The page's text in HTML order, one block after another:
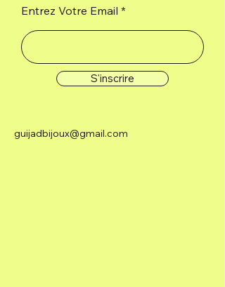
Entrez Votre Email
S'inscrire
guijadbijoux@gmail.com